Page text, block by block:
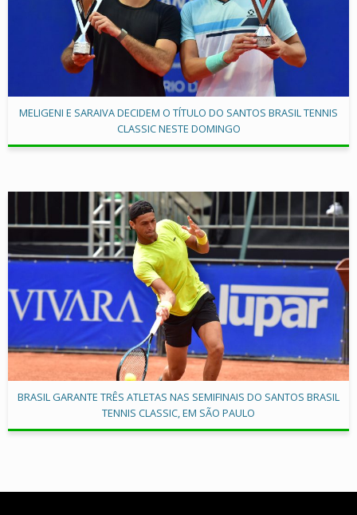
MELIGENI E SARAIVA DECIDEM O TÍTULO DO SANTOS BRASIL TENNIS
CLASSIC NESTE DOMINGO
BRASIL GARANTE TRÊS ATLETAS NAS SEMIFINAIS DO SANTOS BRASIL
TENNIS CLASSIC, EM SÃO PAULO